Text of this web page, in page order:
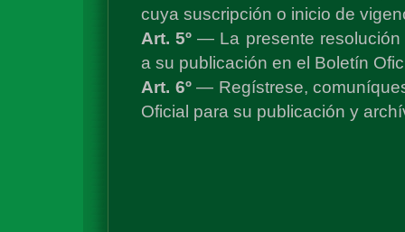
cuya suscripción o inicio de
Art. 5º— La presente resolución
a su publicación en el Boletín
Art. 6º— Regístrese,
Oficial para su publicación y